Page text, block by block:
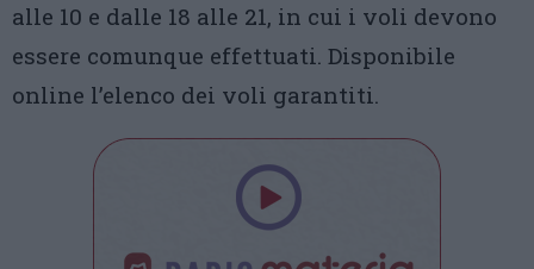
alle 10 e dalle 18 alle 21, in cui i voli devono
essere comunque effettuati. Disponibile
online l’elenco dei voli garantiti.